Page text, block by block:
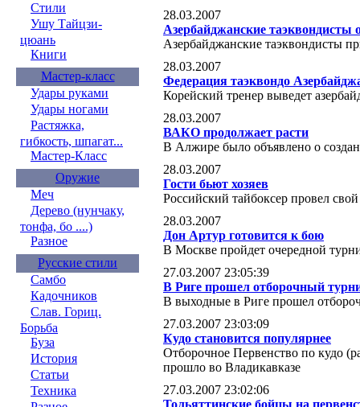
Стили
Ушу Тайцзи-
цюань
Книги
Мастер-класс
Удары руками
Удары ногами
Растяжка,
гибкость, шпагат...
Мастер-Класс
Оружие
Меч
Дерево (нунчаку,
тонфа, бо ....)
Разное
Русские стили
Самбо
Кадочников
Слав. Гориц.
Борьба
Буза
История
Статьи
Техника
28.03.2007
Азербайджанские
Азербайджанские таэквондисты
28.03.2007
Федерация таэквондо
Корейский тренер выведет
28.03.2007
ВАКО продолжает расти
В Алжире было объявлено о
28.03.2007
Гости бьют хозяев
Российский тайбоксер провел
28.03.2007
Дон Артур готовится к бою
В Москве пройдет очередной
27.03.2007 23:05:39
В Риге прошел отборочный
В выходные в Риге прошел
27.03.2007 23:03:09
Кудо становится популярнее
Отборочное Первенство по кудо
прошло во Владикавказе
27.03.2007 23:02:06
Тольяттинские бойцы на